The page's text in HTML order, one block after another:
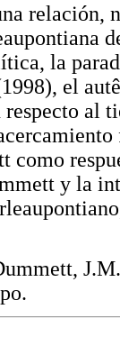
la
el
al
como
y la